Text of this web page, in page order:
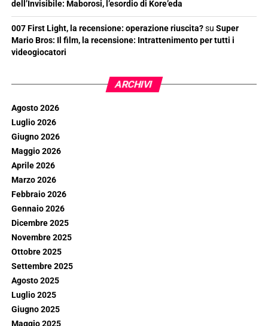
dell’Invisibile: Maborosi, l’esordio di Kore’eda
007 First Light, la recensione: operazione riuscita?su Super
Mario Bros: Il film, la recensione: Intrattenimento per tutti i
videogiocatori
ARCHIVI
Agosto 2026
Luglio 2026
Giugno 2026
Maggio 2026
Aprile 2026
Marzo 2026
Febbraio 2026
Gennaio 2026
Dicembre 2025
Novembre 2025
Ottobre 2025
Settembre 2025
Agosto 2025
Luglio 2025
Giugno 2025
Maggio 2025